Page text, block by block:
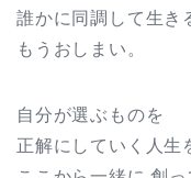
誰かに同調して生き
もうおしまい。
自分が選ぶものを
正解にしていく人生